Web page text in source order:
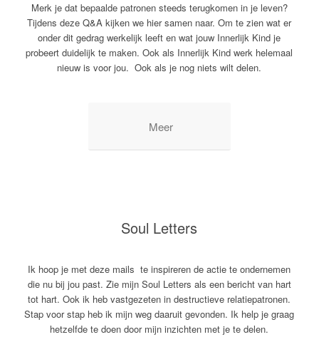
Merk je dat bepaalde patronen steeds terugkomen in je leven?
Tijdens deze Q&A kijken we hier samen naar. Om te zien wat er
onder dit gedrag werkelijk leeft en wat jouw Innerlijk Kind je
probeert duidelijk te maken. Ook als Innerlijk Kind werk helemaal
nieuw is voor jou. Ook als je nog niets wilt delen.
Meer
Soul Letters
Ik hoop je met deze mails te inspireren de actie te ondernemen
die nu bij jou past. Zie mijn Soul Letters als een bericht van hart
tot hart. Ook ik heb vastgezeten in destructieve relatiepatronen.
Stap voor stap heb ik mijn weg daaruit gevonden. Ik help je graag
hetzelfde te doen door mijn inzichten met je te delen.